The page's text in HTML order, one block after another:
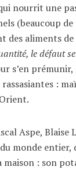
nourrit une
(beaucoup
des aliments
le défaut
s’en prémunir,
:
Aspe, Blaise
monde entier,
maison : son